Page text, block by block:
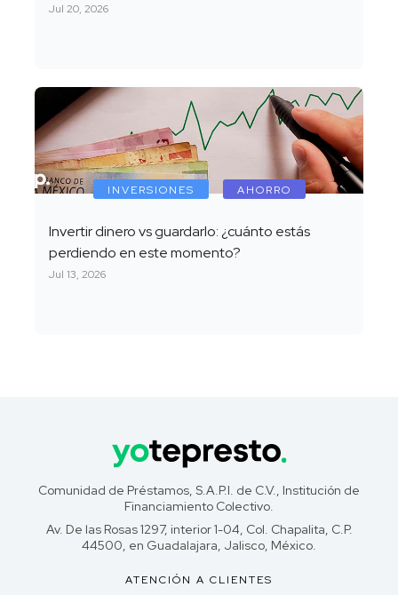
Jul 20, 2026
INVERSIONES AHORRO
Invertir dinero vs guardarlo: ¿cuánto estás
perdiendo en este momento?
Jul 13, 2026
Comunidad de Préstamos, S.A.P.I. de C.V., Institución de
Financiamiento Colectivo.
Av. De las Rosas 1297, interior 1-04, Col. Chapalita, C.P.
44500, en Guadalajara, Jalisco, México.
ATENCIÓN A CLIENTES